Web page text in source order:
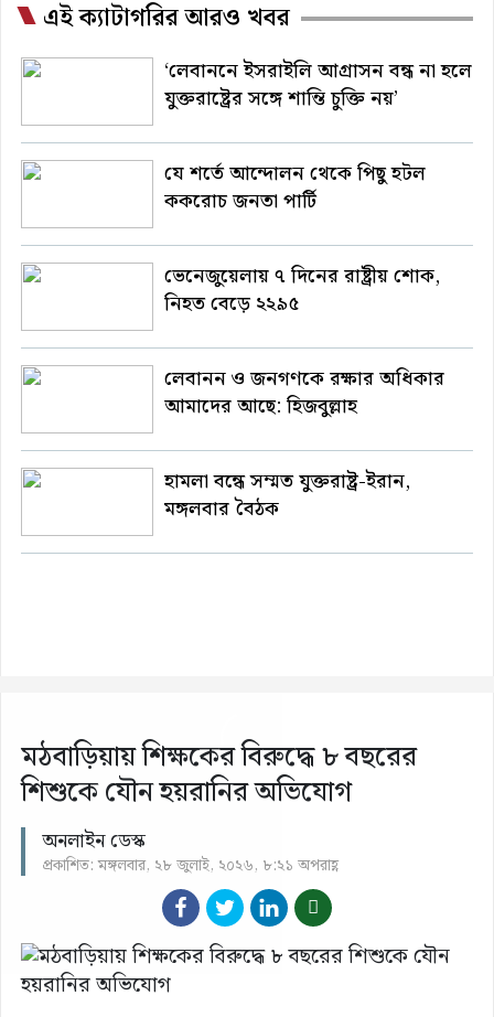
এই ক্যাটাগরির আরও খবর
‘লেবাননে ইসরাইলি আগ্রাসন বন্ধ না হলে
যুক্তরাষ্ট্রের সঙ্গে শান্তি চুক্তি নয়’
যে শর্তে আন্দোলন থেকে পিছু হটল
ককরোচ জনতা পার্টি
ভেনেজুয়েলায় ৭ দিনের রাষ্ট্রীয় শোক,
নিহত বেড়ে ২২৯৫
লেবানন ও জনগণকে রক্ষার অধিকার
আমাদের আছে: হিজবুল্লাহ
হামলা বন্ধে সম্মত যুক্তরাষ্ট্র-ইরান,
মঙ্গলবার বৈঠক
মঠবাড়িয়ায় শিক্ষকের বিরুদ্ধে ৮ বছরের
শিশুকে যৌন হয়রানির অভিযোগ
অনলাইন ডেস্ক
প্রকাশিত: মঙ্গলবার, ২৮ জুলাই, ২০২৬, ৮:২১ অপরাহ্ণ